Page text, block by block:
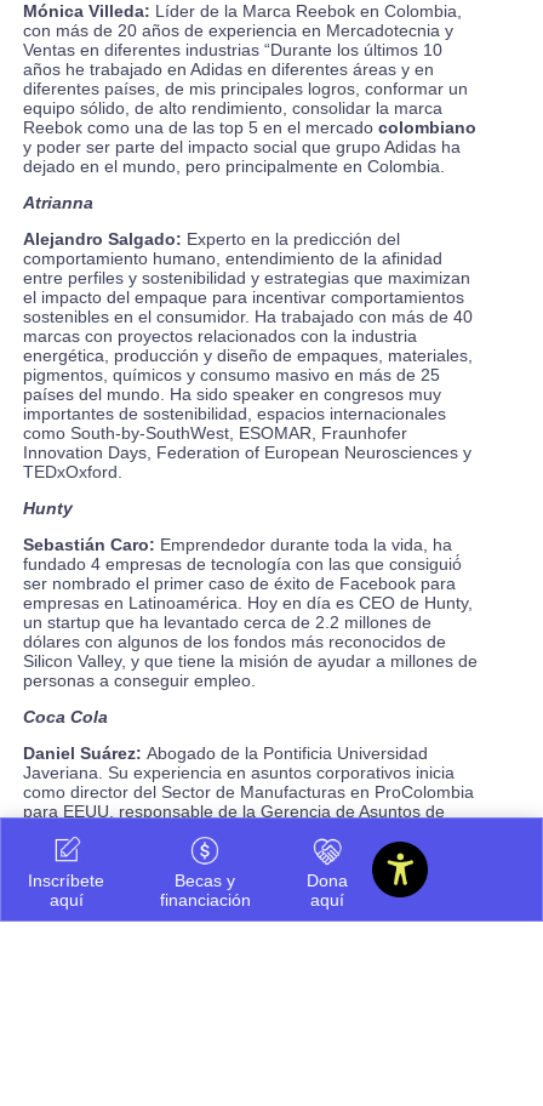
Mónica Villeda: Líder de la Marca Reebok en Colombia,
con más de 20 años de experiencia en Mercadotecnia y
Ventas en diferentes industrias “Durante los últimos 10
años he trabajado en Adidas en diferentes áreas y en
diferentes países, de mis principales logros, conformar un
equipo sólido, de alto rendimiento, consolidar la marca
Reebok como una de las top 5 en el mercado colombiano
y poder ser parte del impacto social que grupo Adidas ha
dejado en el mundo, pero principalmente en Colombia.
Atrianna
Alejandro Salgado: Experto en la predicción del
comportamiento humano, entendimiento de la afinidad
entre perfiles y sostenibilidad y estrategias que maximizan
el impacto del empaque para incentivar comportamientos
sostenibles en el consumidor. Ha trabajado con más de 40
marcas con proyectos relacionados con la industria
energética, producción y diseño de empaques, materiales,
pigmentos, químicos y consumo masivo en más de 25
países del mundo. Ha sido speaker en congresos muy
importantes de sostenibilidad, espacios internacionales
como South-by-SouthWest, ESOMAR, Fraunhofer
Innovation Days, Federation of European Neurosciences y
TEDxOxford.
Hunty
Sebastián Caro: Emprendedor durante toda la vida, ha
fundado 4 empresas de tecnología con las que consiguió́
ser nombrado el primer caso de éxito de Facebook para
empresas en Latinoamérica. Hoy en día es CEO de Hunty,
un startup que ha levantado cerca de 2.2 millones de
dólares con algunos de los fondos más reconocidos de
Silicon Valley, y que tiene la misión de ayudar a millones de
personas a conseguir empleo.
Coca Cola
Daniel Suárez: Abogado de la Pontificia Universidad
Javeriana. Su experiencia en asuntos corporativos inicia
como director del Sector de Manufacturas en ProColombia
para EEUU, responsable de la Gerencia de Asuntos de
Gerente de Asuntos Corporativos de Nestlé de Colombia,
luego se desempeñó como vicepresidente de Asuntos
Corporativos de la multinacional Cemex para la región
SCA&C. Fue director de Asuntos Corporativos de PepsiCo
para Centroamérica, el Caribe y Sur América y fue Gerente
Inscríbete
aquí
Becas y
financiación
Dona
aquí